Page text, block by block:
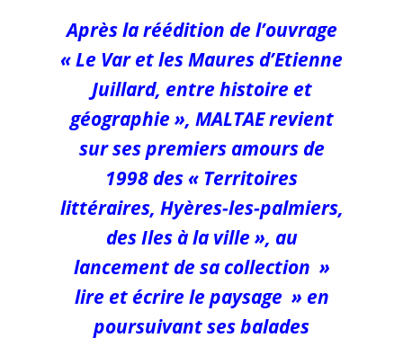
Après la réédition de l’ouvrage
« Le Var et les Maures d’Etienne
Juillard, entre histoire et
géographie », MALTAE revient
sur ses premiers amours de
1998 des « Territoires
littéraires, Hyères-les-palmiers,
des Iles à la ville », au
lancement de sa collection »
lire et écrire le paysage » en
poursuivant ses balades